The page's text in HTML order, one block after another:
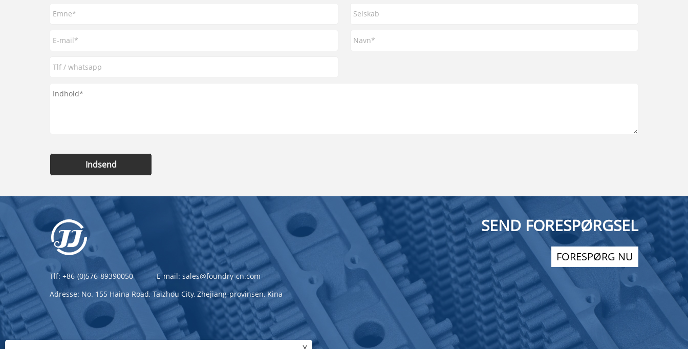
Indsend
Tlf: +86-(0)576-89390050 E-mail: sales@foundry-cn.com
Adresse: No. 155 Haina Road, Taizhou City, Zhejiang-provinsen, Kina
SEND FORESPØRGSEL
FORESPØRG NU